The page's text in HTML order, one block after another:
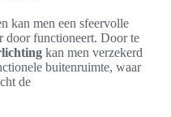
kan men een sfeervolle
door functioneert. Door te
kan men verzekerd
buitenruimte, waar
de